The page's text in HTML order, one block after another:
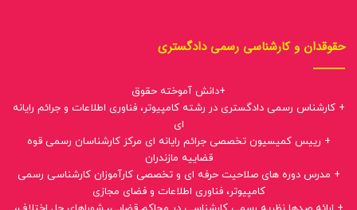
حقوقدان و کارشناسی رسمی دادگستری
+دانش آموخته حقوق
+ کارشناس رسمی دادگستری در رشته کامپیوتر، فناوری اطلاعات و جرائم رایانه
ای
+ رییس کمیسیون تخصصی جرائم رایانه ای مرکز کارشناسان رسمی قوه
قضاییه مازندران
+ مدرس دوره های صلاحیت حرفه ای و تخصصی کارآموزان کارشناسی رسمی
کامپیوتر، فناوری اطلاعات و فضای مجازی